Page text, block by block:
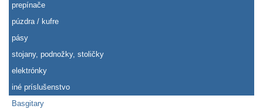
prepínače
púzdra / kufre
pásy
stojany, podnožky, stoličky
elektrónky
iné príslušenstvo
Basgitary